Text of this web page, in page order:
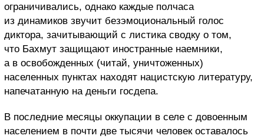
ограничивались, однако каждые полчаса
из динамиков звучит безэмоциональный голос
диктора, зачитывающий с листика сводку о том,
что Бахмут защищают иностранные наемники,
а в освобожденных (читай, уничтоженных)
населенных пунктах находят нацистскую литературу,
напечатанную на деньги госдепа.
В последние месяцы оккупации в селе с довоенным
населением в почти две тысячи человек оставалось